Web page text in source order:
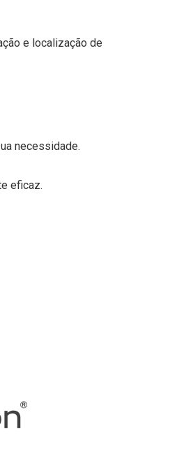
e localização de
necessidade.
eficaz.